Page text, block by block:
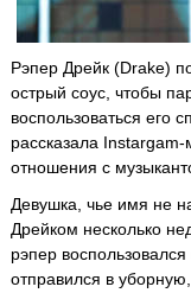
Рэпер Дрейк (Drake)
острый соус, чтобы
воспользоваться его
рассказала
отношения с
Девушка, чье имя не
Дрейком несколько
рэпер
отправился в